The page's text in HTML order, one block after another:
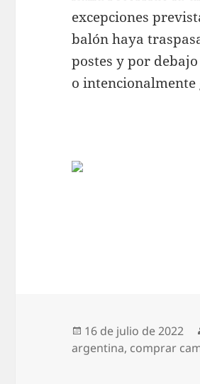
excepciones
balón haya
postes y por
o intencionalmente
Publicado
el
16 de julio de 2022
argentina, comprar